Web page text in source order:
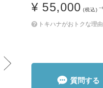
¥ 55,000 (税込)
トキハナがおトクな理由
質問する